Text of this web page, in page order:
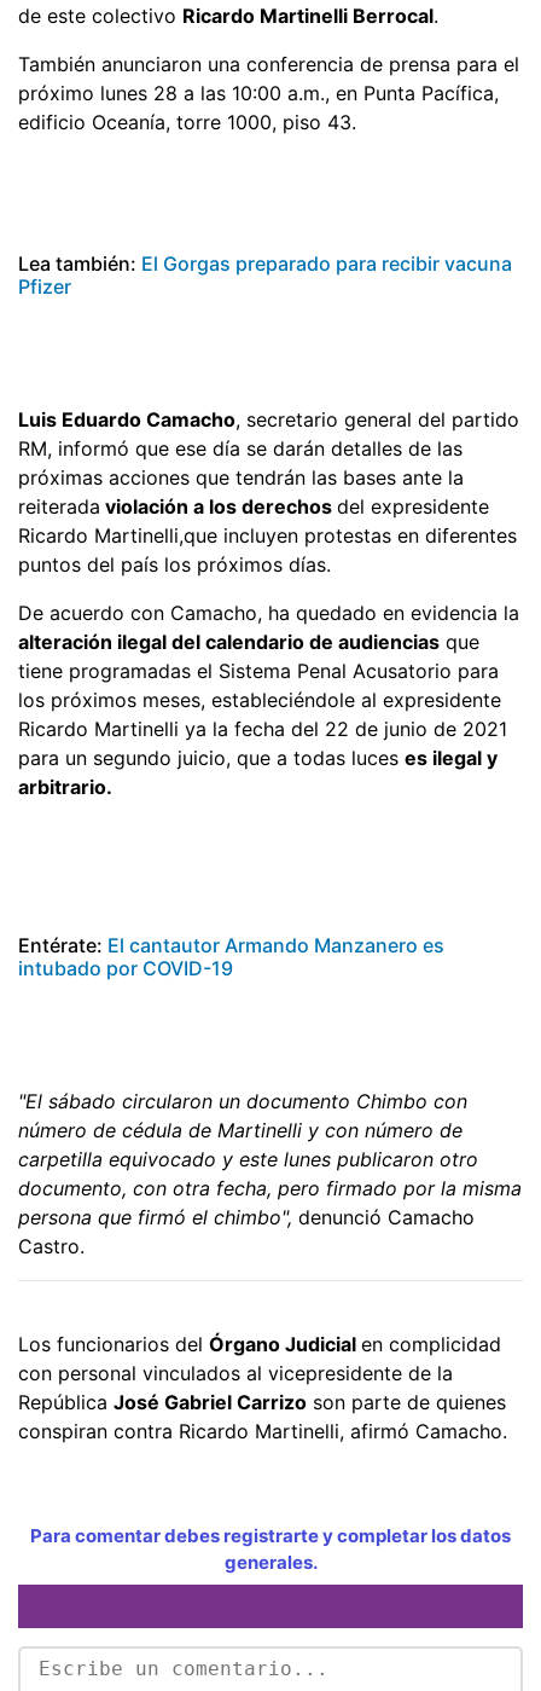
de este colectivo Ricardo Martinelli Berrocal.
También anunciaron una conferencia de prensa para el
próximo lunes 28 a las 10:00 a.m., en Punta Pacífica,
edificio Oceanía, torre 1000, piso 43.
Lea también: El Gorgas preparado para recibir vacuna
Pfizer
Luis Eduardo Camacho, secretario general del partido
RM, informó que ese día se darán detalles de las
próximas acciones que tendrán las bases ante la
reiterada violación a los derechos del expresidente
Ricardo Martinelli,que incluyen protestas en diferentes
puntos del país los próximos días.
De acuerdo con Camacho, ha quedado en evidencia la
alteración ilegal del calendario de audiencias que
tiene programadas el Sistema Penal Acusatorio para
los próximos meses, estableciéndole al expresidente
Ricardo Martinelli ya la fecha del 22 de junio de 2021
para un segundo juicio, que a todas luces es ilegal y
arbitrario.
Entérate: El cantautor Armando Manzanero es
intubado por COVID-19
"El sábado circularon un documento Chimbo con
número de cédula de Martinelli y con número de
carpetilla equivocado y este lunes publicaron otro
documento, con otra fecha, pero firmado por la misma
persona que firmó el chimbo", denunció Camacho
Castro.
Los funcionarios del Órgano Judicial en complicidad
con personal vinculados al vicepresidente de la
República José Gabriel Carrizo son parte de quienes
conspiran contra Ricardo Martinelli, afirmó Camacho.
Para comentar debes registrarte y completar los datos
generales.